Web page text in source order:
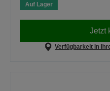
Auf Lager
Jetzt
Verfügbarkeit in